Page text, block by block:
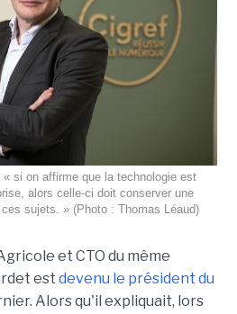
si on affirme que la technologie est
alors celle-ci doit conserver une
sujets. » (Photo : Thomas Léaud)
et CTO du même
est devenu le président du
Alors qu'il expliquait, lors